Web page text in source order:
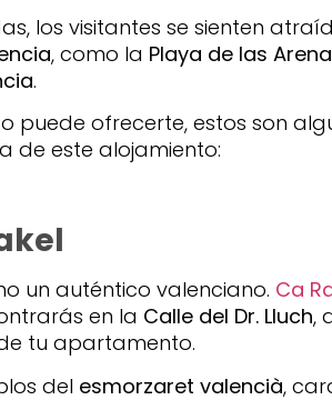
los visitantes se sienten
, como la Playa de las
.
ofrecerte, estos son
de este alojamiento:
un auténtico valenciano. Ca
en la Calle del Dr. Lluch,
tu apartamento.
del esmorzaret valencià,